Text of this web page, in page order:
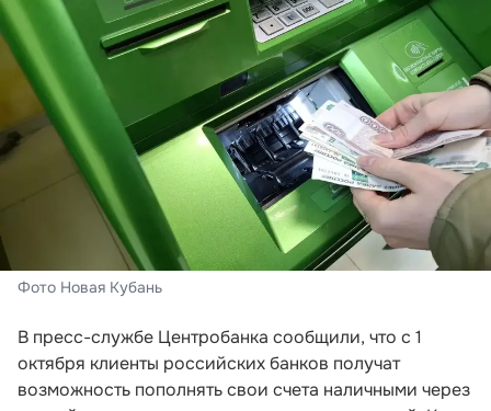
Фото Новая Кубань
В пресс-службе Центробанка сообщили, что с 1
октября клиенты российских банков получат
возможность пополнять свои счета наличными через